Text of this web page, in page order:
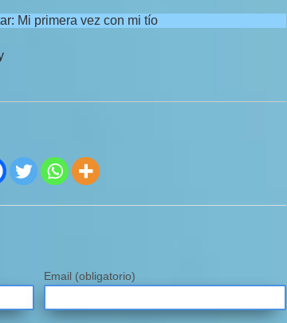
Mi primera vez con mi tío
Email (obligatorio)